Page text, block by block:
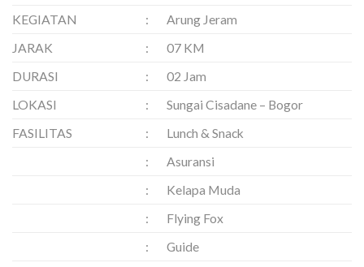
KEGIATAN
:
Arung Jeram
JARAK
:
07 KM
DURASI
:
02 Jam
LOKASI
:
Sungai Cisadane – Bogor
FASILITAS
:
Lunch & Snack
:
Asuransi
:
Kelapa Muda
:
Flying Fox
:
Guide